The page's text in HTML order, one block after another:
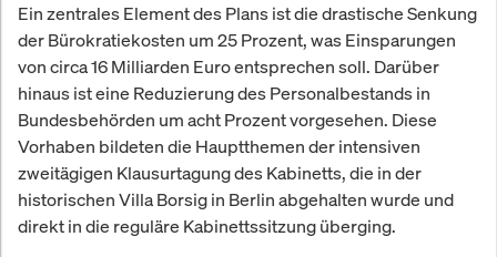
Ein zentrales Element des Plans ist die drastische Senkung
der Bürokratiekosten um 25 Prozent, was Einsparungen
von circa 16 Milliarden Euro entsprechen soll. Darüber
hinaus ist eine Reduzierung des Personalbestands in
Bundesbehörden um acht Prozent vorgesehen. Diese
Vorhaben bildeten die Hauptthemen der intensiven
zweitägigen Klausurtagung des Kabinetts, die in der
historischen Villa Borsig in Berlin abgehalten wurde und
direkt in die reguläre Kabinettssitzung überging.